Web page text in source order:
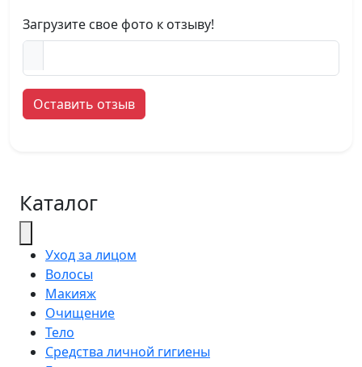
Загрузите свое фото к отзыву!
Оставить отзыв
Каталог
Уход за лицом
Волосы
Макияж
Очищение
Тело
Средства личной гигиены